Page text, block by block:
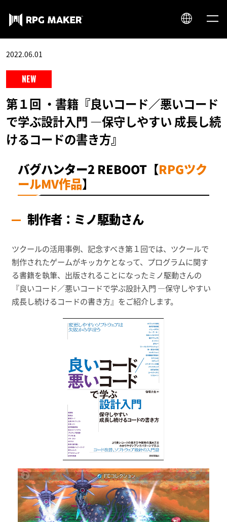
JP
2022.06.01
第１回 ・書籍『良いコード／悪いコード
で学ぶ設計入門 ―保守しやすい 成長し続
けるコードの書き方』
バグハンター2 REBOOT【RPGツク
ールMV作品】
制作者：ミノ駆動さん
ツクールの活用事例、記念すべき第１回では、ツクールで
制作されたゲームがキッカケとなって、プログラムに関す
る書籍を執筆、出版されることになったミノ駆動さんの
『良いコード／悪いコードで学ぶ設計入門 ―保守しやすい
成長し続けるコードの書き方』をご紹介します。